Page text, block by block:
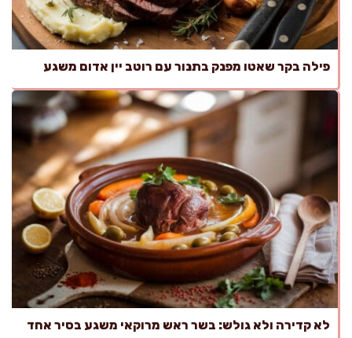
פילה בקר שאטו מפנק בתנור עם רוטב יין אדום משגע
לא קדירה ולא גולש: בשר ראש מרוקאי משגע בסיר אחד